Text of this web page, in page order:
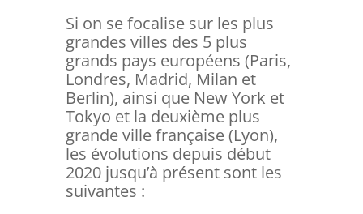
Si on se focalise sur les plus
grandes villes des 5 plus
grands pays européens (Paris,
Londres, Madrid, Milan et
Berlin), ainsi que New York et
Tokyo et la deuxième plus
grande ville française (Lyon),
les évolutions depuis début
2020 jusqu’à présent sont les
suivantes :